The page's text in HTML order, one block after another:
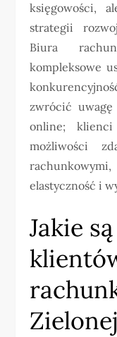
księgowości,
strategii
Biura
kompleksowe
zwrócić uwagę
online;
możliwości
elastyczność i
Jakie